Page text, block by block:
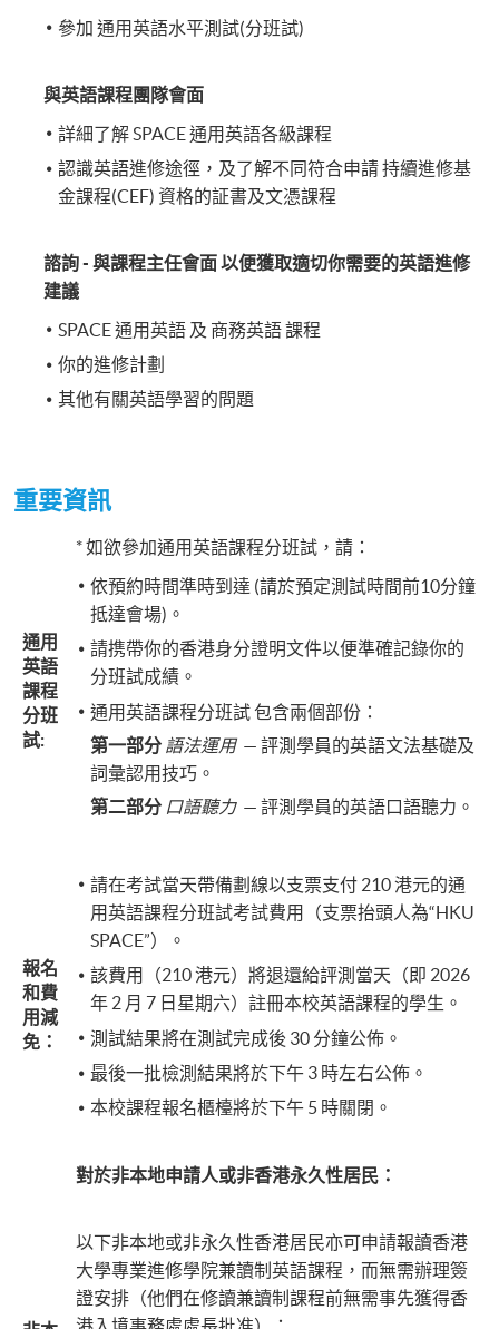
參加 通用英語水平測試(分班試)
與英語課程團隊會面
詳細了解 SPACE 通用英語各級課程
認識英語進修途徑，及了解不同符合申請 持續進修基
金課程(CEF) 資格的証書及文憑課程
諮詢 - 與課程主任會面 以便獲取適切你需要的英語進修
建議
SPACE 通用英語 及 商務英語 課程
你的進修計劃
其他有關英語學習的問題
重要資訊
通用
英語
課程
分班
試:
* 如欲參加通用英語課程分班試，請：
依預約時間準時到達 (請於預定測試時間前10分鐘
抵達會場)。
請携帶你的香港身分證明文件以便準確記錄你的
分班試成績。
通用英語課程分班試 包含兩個部份：
第一部分 語法運用— 評測學員的英語文法基礎及
詞彙認用技巧。
第二部分 口語聽力— 評測學員的英語口語聽力。
報名
和費
用減
免：
​請在考試當天帶備劃線以支票支付 210 港元的通
用英語課程分班試考試費用（支票抬頭人為“HKU
SPACE”）。
該費用（210 港元）將退還給評測當天（即 2026
年 2 月 7 日星期六）註冊本校英語課程的學生。
測試結果將在測試完成後 30 分鐘公佈。
最後一批檢測結果將於下午 3 時左右公佈。
本校課程報名櫃檯將於下午 5 時關閉。
對於非本地申請人或非香港永久性居民：
以下非本地或非永久性香港居民亦可申請報讀香港
大學專業進修學院兼讀制英語課程，而無需辦理簽
證安排（他們在修讀兼讀制課程前無需事先獲得香